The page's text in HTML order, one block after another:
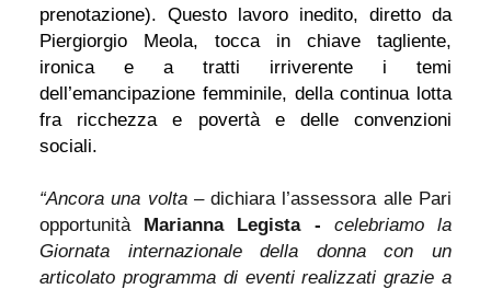
prenotazione). Questo lavoro inedito, diretto da
Piergiorgio Meola, tocca in chiave tagliente,
ironica e a tratti irriverente i temi
dell’emancipazione femminile, della continua lotta
fra ricchezza e povertà e delle convenzioni
sociali.
“Ancora una volta –dichiara l’assessora alle Pari
opportunità Marianna Legista - celebriamo la
Giornata internazionale della donna con un
articolato programma di eventi realizzati grazie a